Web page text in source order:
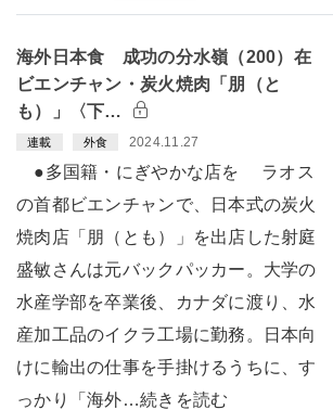
海外日本食 成功の分水嶺（200）在
ビエンチャン・炭火焼肉「朋（と
も）」〈下…
連載 外食 2024.11.27
●多国籍・にぎやかな店を ラオス
の首都ビエンチャンで、日本式の炭火
焼肉店「朋（とも）」を出店した射庭
盛敏さんは元バックパッカー。大学の
水産学部を卒業後、カナダに渡り、水
産加工品のイクラ工場に勤務。日本向
けに輸出の仕事を手掛けるうちに、す
っかり「海外…続きを読む